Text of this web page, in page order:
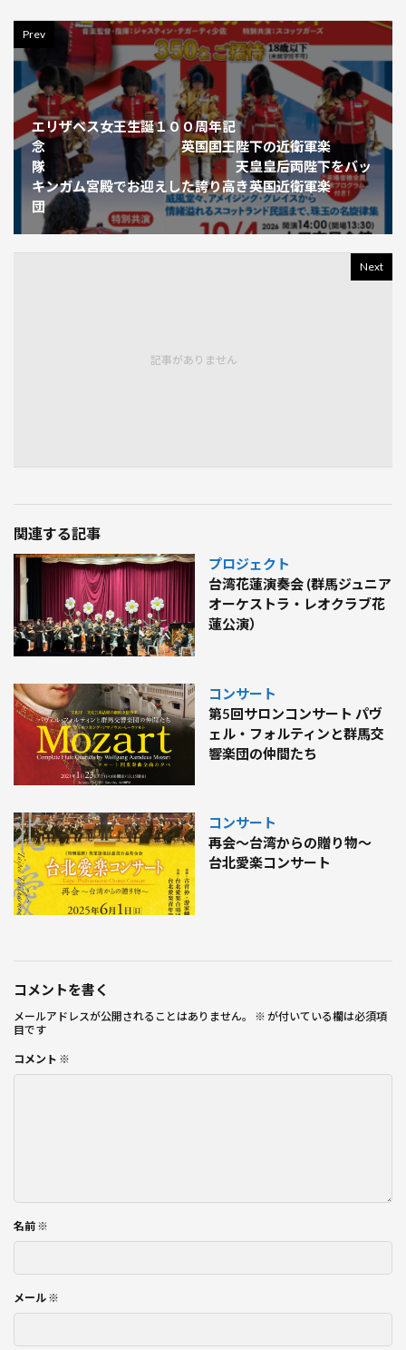
Prev
エリザベス女王生誕１００周年記
念 英国国王陛下の近衛軍楽
隊 天皇皇后両陛下をバッ
キンガム宮殿でお迎えした誇り高き英国近衛軍楽
団
Next
記事がありません
関連する記事
プロジェクト
台湾花蓮演奏会 (群馬ジュニア
オーケストラ・レオクラブ花
蓮公演）
コンサート
第5回サロンコンサート パヴ
ェル・フォルティンと群馬交
響楽団の仲間たち
コンサート
再会～台湾からの贈り物～
台北愛楽コンサート
コメントを書く
メールアドレスが公開されることはありません。 ※ が付いている欄は必須項
目です
コメント ※
名前 ※
メール ※